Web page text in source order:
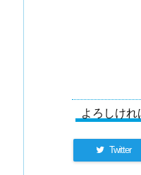
よろしけ
Twitter